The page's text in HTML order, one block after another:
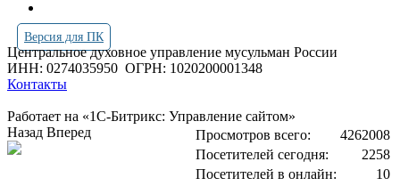
Версия для ПК
Центральное духовное управление мусульман России
ИНН: 0274035950 ОГРН: 1020200001348
Контакты
Работает на «1С-Битрикс: Управление сайтом»
Просмотров всего:
4262008
Посетителей сегодня:
2258
Посетителей в онлайн:
10
Назад Вперед